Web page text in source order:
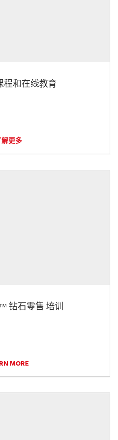
程和在线教育
解更多
钻石零售 培训
MORE